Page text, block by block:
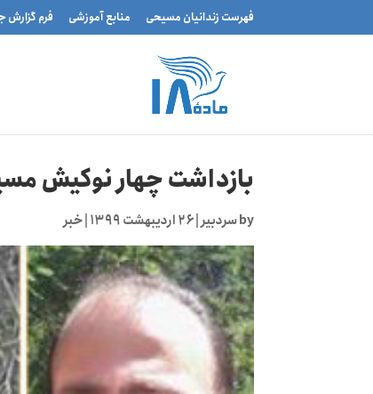
فهرست زندانیان مسیحی منابع آموزشی فرم گزارش
بازداشت چهار نوکیش
byسردبیر|۲۶ اردیبهشت ۱۳۹۹ |خبر